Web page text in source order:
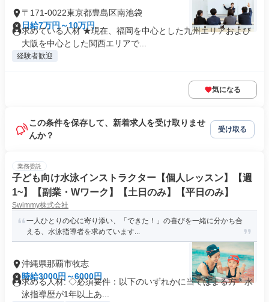
〒171-0022東京都豊島区南池袋
日給7万円～10万円
求めている人材 ★現在、福岡を中心とした九州エリアおよび
大阪を中心とした関西エリアで...
経験者歓迎
気になる
この条件を保存して、新着求人を受け取りませ
んか？
受け取る
業務委託
子ども向け水泳インストラクター【個人レッスン】【週
1~】【副業・Wワーク】【土日のみ】【平日のみ】
Swimmy株式会社
一人ひとりの心に寄り添い、「できた！」の喜びを一緒に分かち合
える、水泳指導者を求めています...
沖縄県那覇市牧志
時給3000円～6000円
求める人材: ◇必須要件：以下のいずれかに当てはまる方 * 水
泳指導歴が1年以上あ...